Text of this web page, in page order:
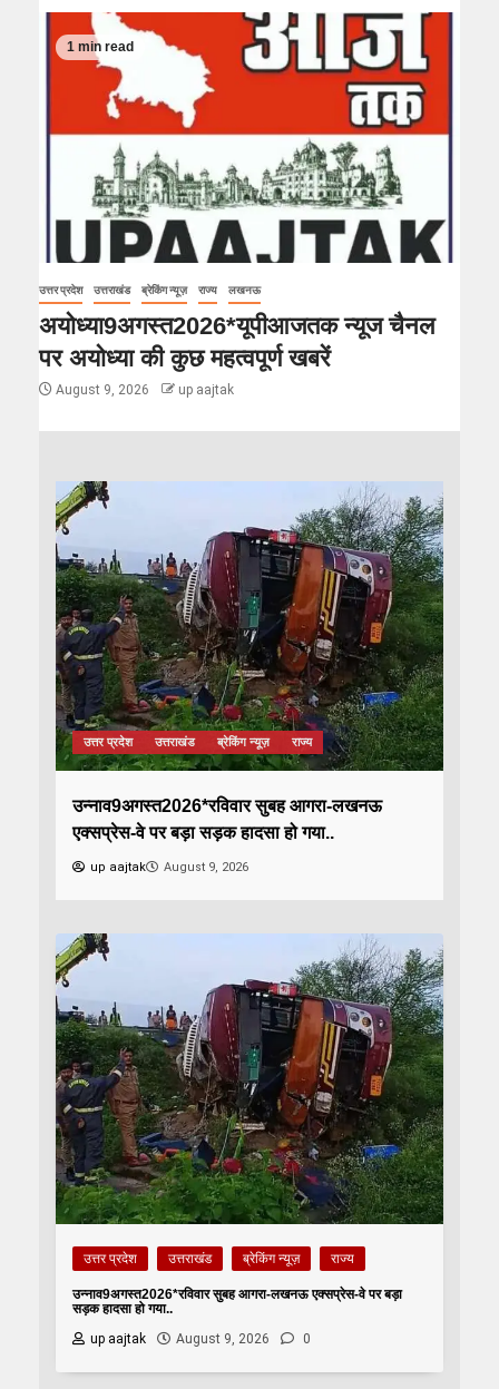
1 min read
उत्तर प्रदेश उत्तराखंड ब्रेकिंग न्यूज़ राज्य लखनऊ
अयोध्या9अगस्त2026*यूपीआजतक न्यूज चैनल
पर अयोध्या की कुछ महत्वपूर्ण खबरें
August 9, 2026 up aajtak
उत्तर प्रदेश उत्तराखंड ब्रेकिंग न्यूज़ राज्य
उन्नाव9अगस्त2026*रविवार सुबह आगरा-लखनऊ
एक्सप्रेस-वे पर बड़ा सड़क हादसा हो गया..
up aajtak August 9, 2026
उत्तर प्रदेश उत्तराखंड ब्रेकिंग न्यूज़ राज्य
उन्नाव9अगस्त2026*रविवार सुबह आगरा-लखनऊ एक्सप्रेस-वे पर बड़ा
सड़क हादसा हो गया..
up aajtak
August 9, 2026 0